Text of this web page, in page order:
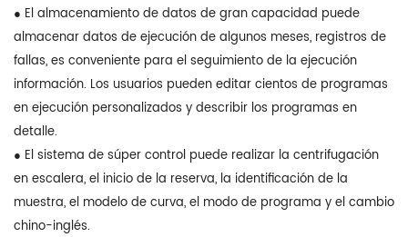
● El almacenamiento de datos de gran capacidad puede
almacenar datos de ejecución de algunos meses, registros de
fallas, es conveniente para el seguimiento de la ejecución
información. Los usuarios pueden editar cientos de programas
en ejecución personalizados y describir los programas en
detalle.
● El sistema de súper control puede realizar la centrifugación
en escalera, el inicio de la reserva, la identificación de la
muestra, el modelo de curva, el modo de programa y el cambio
chino-inglés.